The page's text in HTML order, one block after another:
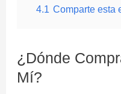
4.1 Comparte esta
¿Dónde
Mí?